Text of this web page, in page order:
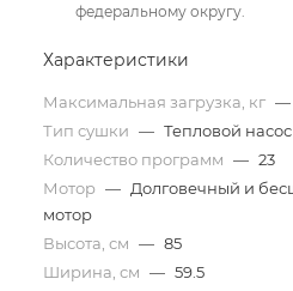
федеральному округу.
Характеристики
Максимальная загрузка, кг —
Тип сушки — Тепловой насос
Количество программ — 23
Мотор — Долговечный и
мотор
Высота, см — 85
Ширина, см — 59.5